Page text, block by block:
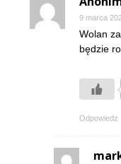
9 marca
Wolan
będzie
Odpowiedz